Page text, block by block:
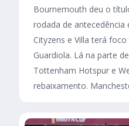
Bournemouth deu o
rodada de
Cityzens e Villa terá
Guardiola. Lá na parte
Tottenham Hotspur e
rebaixamento.